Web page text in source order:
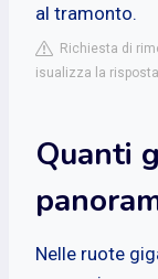
al tramonto.
Richiesta di
isualizza la
Quanti
Nelle ruote